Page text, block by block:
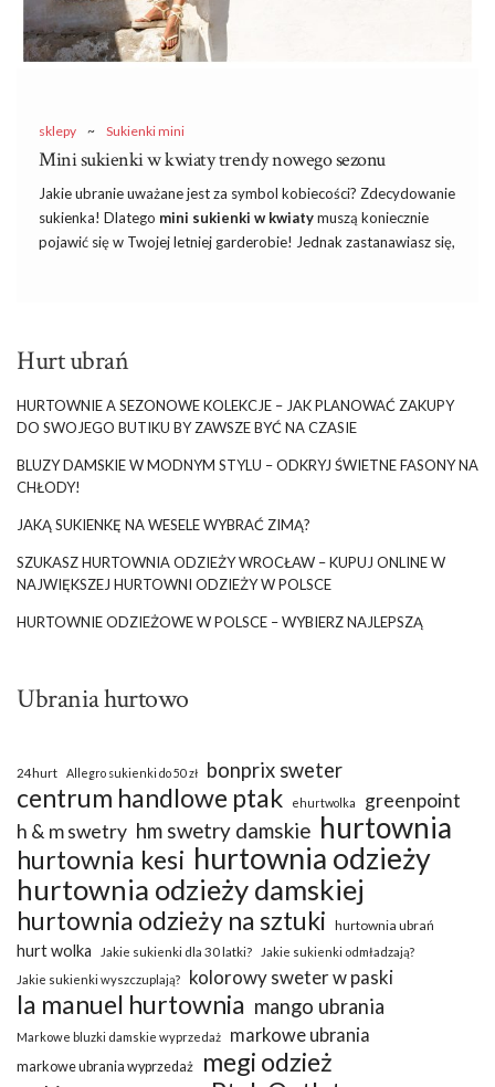
sklepy ~ Sukienki mini
Mini sukienki w kwiaty trendy nowego sezonu
Jakie ubranie uważane jest za symbol kobiecości? Zdecydowanie
sukienka! Dlatego mini sukienki w kwiatymuszą koniecznie
pojawić się w Twojej letniej garderobie! Jednak zastanawiasz się,
Mini sukienki w kwiaty – dlaczego są
tak modne?
Tak jak już wyżej wspomnieliśmy,mini sukienki w kwiaty na
to symbol kobiecości, który dodaje każdej z nas
powabności! Jak już pewnie się domyśliłaś, kwiecisty print
takie połączenie, jakmini sukienki damskie w kwiaty
must have w Twojej szafie? Jest …
Hurt ubrań
HURTOWNIE A SEZONOWE KOLEKCJE – JAK PLANOWAĆ ZAKUPY
DO SWOJEGO BUTIKU BY ZAWSZE BYĆ NA CZASIE
BLUZY DAMSKIE W MODNYM STYLU – ODKRYJ ŚWIETNE FASONY NA
CHŁODY!
JAKĄ SUKIENKĘ NA WESELE WYBRAĆ ZIMĄ?
SZUKASZ HURTOWNIA ODZIEŻY WROCŁAW – KUPUJ ONLINE W
NAJWIĘKSZEJ HURTOWNI ODZIEŻY W POLSCE
HURTOWNIE ODZIEŻOWE W POLSCE – WYBIERZ NAJLEPSZĄ
Ubrania hurtowo
24hurt Allegro sukienki do 50 zł bonprix sweter
centrum handlowe ptak ehurtwolka
greenpoint
h & m swetry hm swetry damskie hurtownia
hurtownia kesi hurtownia odzieży
hurtownia odzieży damskiej
hurtownia odzieży na sztuki hurtownia ubrań
hurt wolka Jakie sukienki dla 30 latki?
Jakie sukienki odmładzają?
Jakie sukienki wyszczuplają?
kolorowy sweter w paski
la manuel hurtownia mango ubrania
Markowe bluzki damskie wyprzedaż markowe ubrania
markowe ubrania wyprzedaż megi odzież